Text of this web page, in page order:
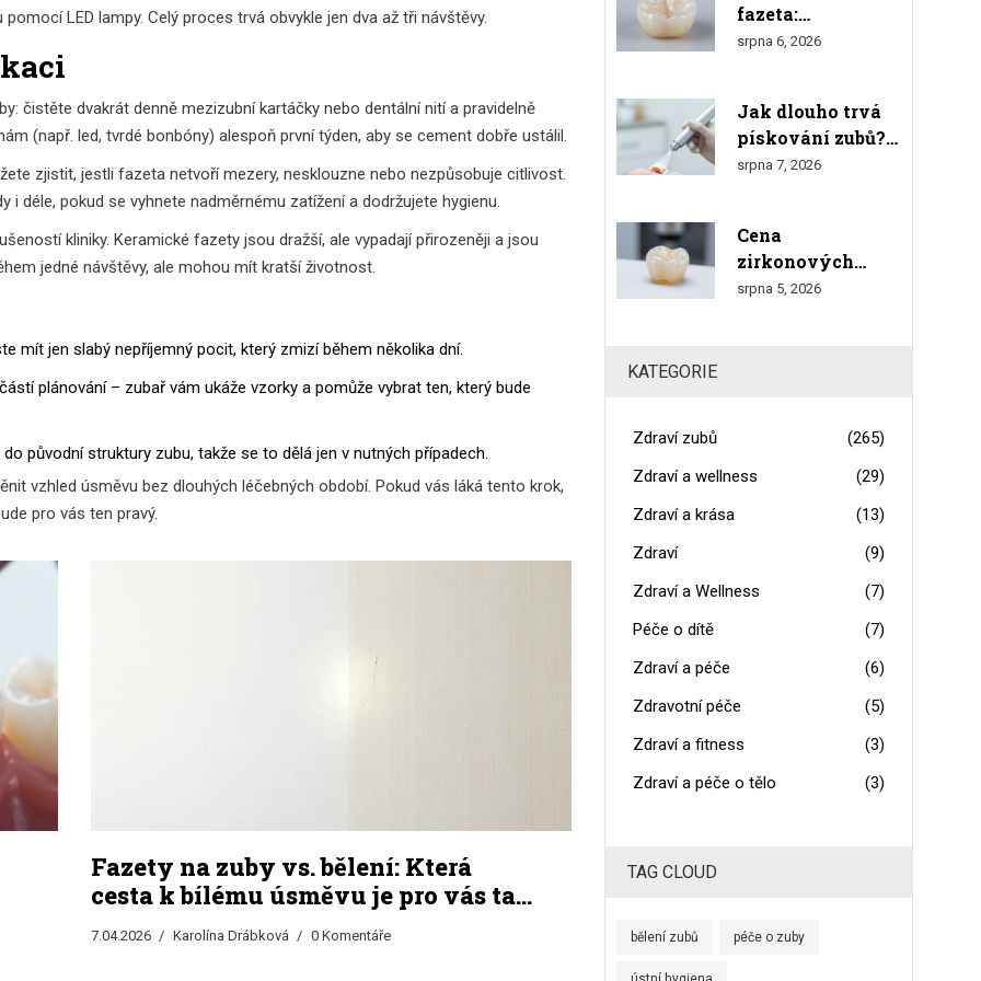
LED lampy. Celý proces trvá obvykle jen dva až tři návštěvy.
čistěte dvakrát denně mezizubní kartáčky nebo dentální nití a pravidelně
(např. led, tvrdé bonbóny) alespoň první týden, aby se cement dobře ustálil.
zjistit, jestli fazeta netvoří mezery, nesklouzne nebo nezpůsobuje citlivost.
déle, pokud se vyhnete nadměrnému zatížení a dodržujete hygienu.
kliniky. Keramické fazety jsou dražší, ale vypadají přirozeněji a jsou
jedné návštěvy, ale mohou mít kratší životnost.
mít jen slabý nepříjemný pocit, který zmizí během několika dní.
plánování – zubař vám ukáže vzorky a pomůže vybrat ten, který bude
původní struktury zubu, takže se to dělá jen v nutných případech.
vzhled úsměvu bez dlouhých léčebných období. Pokud vás láká tento krok,
pro vás ten pravý.
Fazety na zuby vs. bělení: Která
cesta k bílému úsměvu je pro vás ta
správná?
7.04.2026 Karolína Drábková 0 Komentáře
fazeta:
Realistický
přírodními zuby
srpna 6, 2026
Jak dlouho trvá
pískování zubů?
Čas, proces a co
srpna 7, 2026
Cena
zirkonových
korunek v roce
srpna 5, 2026
KATEGORIE
Zdraví zubů
(265)
Zdraví a wellness
(29)
Zdraví a krása
(13)
Zdraví
(9)
Zdraví a Wellness
(7)
Péče o dítě
(7)
Zdraví a péče
(6)
Zdravotní péče
(5)
Zdraví a fitness
(3)
Zdraví a péče o tělo
(3)
TAG CLOUD
bělení zubů péče o zuby